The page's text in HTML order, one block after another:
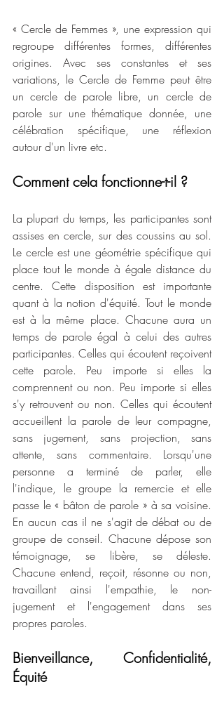
« Cercle de Femmes », une expression qui
regroupe différentes formes, différentes
origines. Avec ses constantes et ses
variations, le Cercle de Femme peut être
un cercle de parole libre, un cercle de
parole sur une thématique donnée, une
célébration spécifique, une réflexion
autour d'un livre etc.
Comment cela fonctionne-t-il ?
La plupart du temps, les participantes sont
assises en cercle, sur des coussins au sol.
Le cercle est une géométrie spécifique qui
place tout le monde à égale distance du
centre. Cette disposition est importante
quant à la notion d'équité. Tout le monde
est à la même place. Chacune aura un
temps de parole égal à celui des autres
participantes. Celles qui écoutent reçoivent
cette parole. Peu importe si elles la
comprennent ou non. Peu importe si elles
s'y retrouvent ou non. Celles qui écoutent
accueillent la parole de leur compagne,
sans jugement, sans projection, sans
attente, sans commentaire. Lorsqu'une
personne a terminé de parler, elle
l'indique, le groupe la remercie et elle
passe le « bâton de parole » à sa voisine.
En aucun cas il ne s'agit de débat ou de
groupe de conseil. Chacune dépose son
témoignage, se libère, se déleste.
Chacune entend, reçoit, résonne ou non,
travaillant ainsi l'empathie, le non-
jugement et l'engagement dans ses
propres paroles.
Bienveillance, Confidentialité,
Équité